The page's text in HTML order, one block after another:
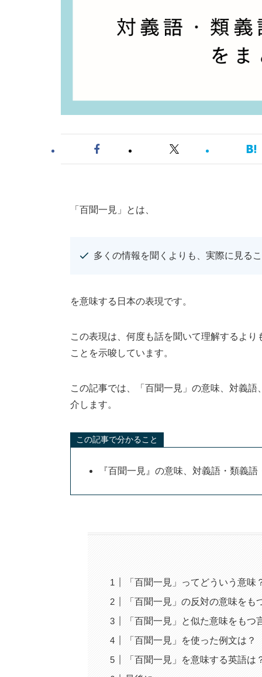
「百聞一見」とは、
多くの情報を聞くよりも、実際に見る
を意味する日本の表現です。
この表現は、何度も話を聞いて理解するよ
ことを示唆しています。
この記事では、「百聞一見」の意味、対義
介します。
この記事で分かること
『百聞一見』の意味、対義語・類義
「百聞一見」ってどういう意味
「百聞一見」の反対の意味をも
「百聞一見」と似た意味をもつ
「百聞一見」を使った例文は？
「百聞一見」を意味する英語は